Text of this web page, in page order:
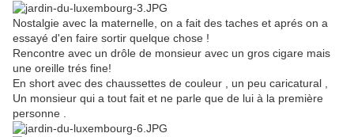
Nostalgie avec la maternelle, on a fait des taches et aprés on a
essayé d'en faire sortir quelque chose !
Rencontre avec un drôle de monsieur avec un gros cigare mais
une oreille trés fine!
En short avec des chaussettes de couleur , un peu caricatural ,
Un monsieur qui a tout fait et ne parle que de lui à la première
personne .